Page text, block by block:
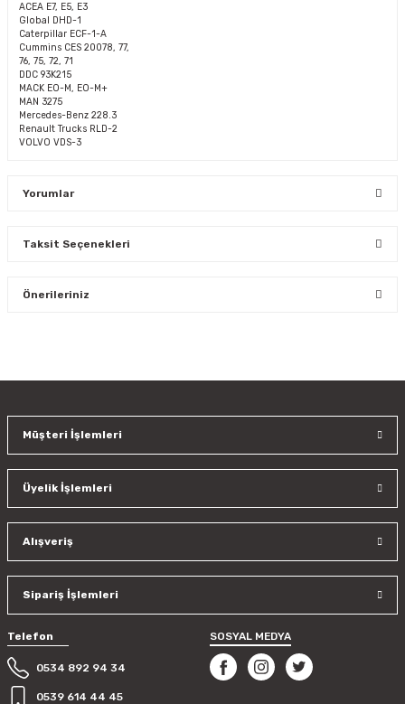
ACEA E7, E5, E3
Global DHD-1
Caterpillar ECF-1-A
Cummins CES 20078, 77,
76, 75, 72, 71
DDC 93K215
MACK EO-M, EO-M+
MAN 3275
Mercedes-Benz 228.3
Renault Trucks RLD-2
VOLVO VDS-3
Yorumlar
Taksit Seçenekleri
Önerileriniz
Ürün resmi kalitesiz, bozuk veya görüntülenemiyor.
Ürün bilgilerinde hatalar bulunuyor.
Bu ürüne benzer farklı alternatifler olmalı.
Gönder
Müşteri İşlemleri
Üyelik İşlemleri
Alışveriş
Sipariş İşlemleri
Telefon
0534 892 94 34
0539 614 44 45
SOSYAL MEDYA